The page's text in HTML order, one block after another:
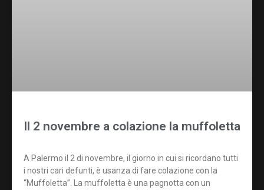
Il 2 novembre a colazione la muffoletta
A Palermo il 2 di novembre, il giorno in cui si ricordano tutti
i nostri cari defunti, è usanza di fare colazione con la
“Muffoletta”. La muffoletta è una pagnotta con un